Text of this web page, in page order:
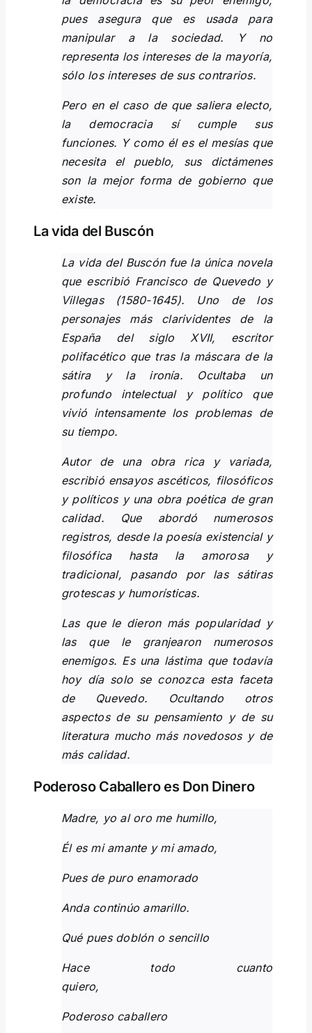
pues asegura que es usada para
manipular a la sociedad. Y no
representa los intereses de la mayoría,
sólo los intereses de sus contrarios.
Pero en el caso de que saliera electo,
la democracia sí cumple sus
funciones. Y como él es el mesías que
necesita el pueblo, sus dictámenes
son la mejor forma de gobierno que
existe.
La vida del Buscón
La vida del Buscón fue la única novela
que escribió Francisco de Quevedo y
Villegas (1580-1645). Uno de los
personajes más clarividentes de la
España del siglo XVII, escritor
polifacético que tras la máscara de la
sátira y la ironía. Ocultaba un
profundo intelectual y político que
vivió intensamente los problemas de
su tiempo.
Autor de una obra rica y variada,
escribió ensayos ascéticos, filosóficos
y políticos y una obra poética de gran
calidad. Que abordó numerosos
registros, desde la poesía existencial y
filosófica hasta la amorosa y
tradicional, pasando por las sátiras
grotescas y humorísticas.
Las que le dieron más popularidad y
las que le granjearon numerosos
enemigos. Es una lástima que todavía
hoy día solo se conozca esta faceta
de Quevedo. Ocultando otros
aspectos de su pensamiento y de su
literatura mucho más novedosos y de
más calidad.
Poderoso Caballero es Don Dinero
Madre, yo al oro me humillo,
Él es mi amante y mi amado,
Pues de puro enamorado
Anda continúo amarillo.
Qué pues doblón o sencillo
Hace todo cuanto
Poderoso caballero